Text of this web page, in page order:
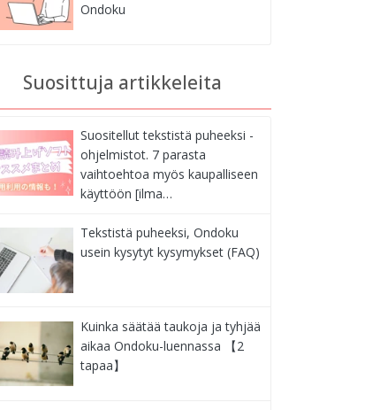
Ondoku
Suosittuja artikkeleita
Suositellut tekstistä puheeksi -
ohjelmistot. 7 parasta
vaihtoehtoa myös kaupalliseen
käyttöön [ilma…
Tekstistä puheeksi, Ondoku
usein kysytyt kysymykset (FAQ)
Kuinka säätää taukoja ja tyhjää
aikaa Ondoku-luennassa 【2
tapaa】